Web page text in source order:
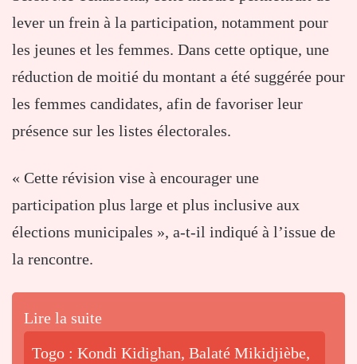
lever un frein à la participation, notamment pour
les jeunes et les femmes. Dans cette optique, une
réduction de moitié du montant a été suggérée pour
les femmes candidates, afin de favoriser leur
présence sur les listes électorales.
« Cette révision vise à encourager une
participation plus large et plus inclusive aux
élections municipales », a-t-il indiqué à l’issue de
la rencontre.
Lire la suite
Togo : Kondi Kidighan, Balaté Mikidjièbe,